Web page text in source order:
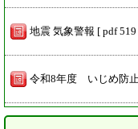
地震 気象警報 [ pdf
令和8年度 いじめ防